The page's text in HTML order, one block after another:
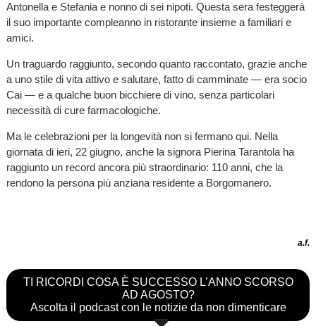
Antonella e Stefania e nonno di sei nipoti. Questa sera festeggerà
il suo importante compleanno in ristorante insieme a familiari e
amici.
Un traguardo raggiunto, secondo quanto raccontato, grazie anche
a uno stile di vita attivo e salutare, fatto di camminate — era socio
Cai — e a qualche buon bicchiere di vino, senza particolari
necessità di cure farmacologiche.
Ma le celebrazioni per la longevità non si fermano qui. Nella
giornata di ieri, 22 giugno, anche la signora Pierina Tarantola ha
raggiunto un record ancora più straordinario: 110 anni, che la
rendono la persona più anziana residente a Borgomanero.
a.f.
TI RICORDI COSA È SUCCESSO L’ANNO SCORSO
AD AGOSTO?
Ascolta il podcast con le notizie da non dimenticare